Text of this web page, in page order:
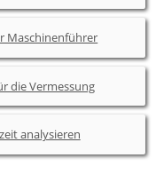
Maschinenführer
die Vermessung
analysieren